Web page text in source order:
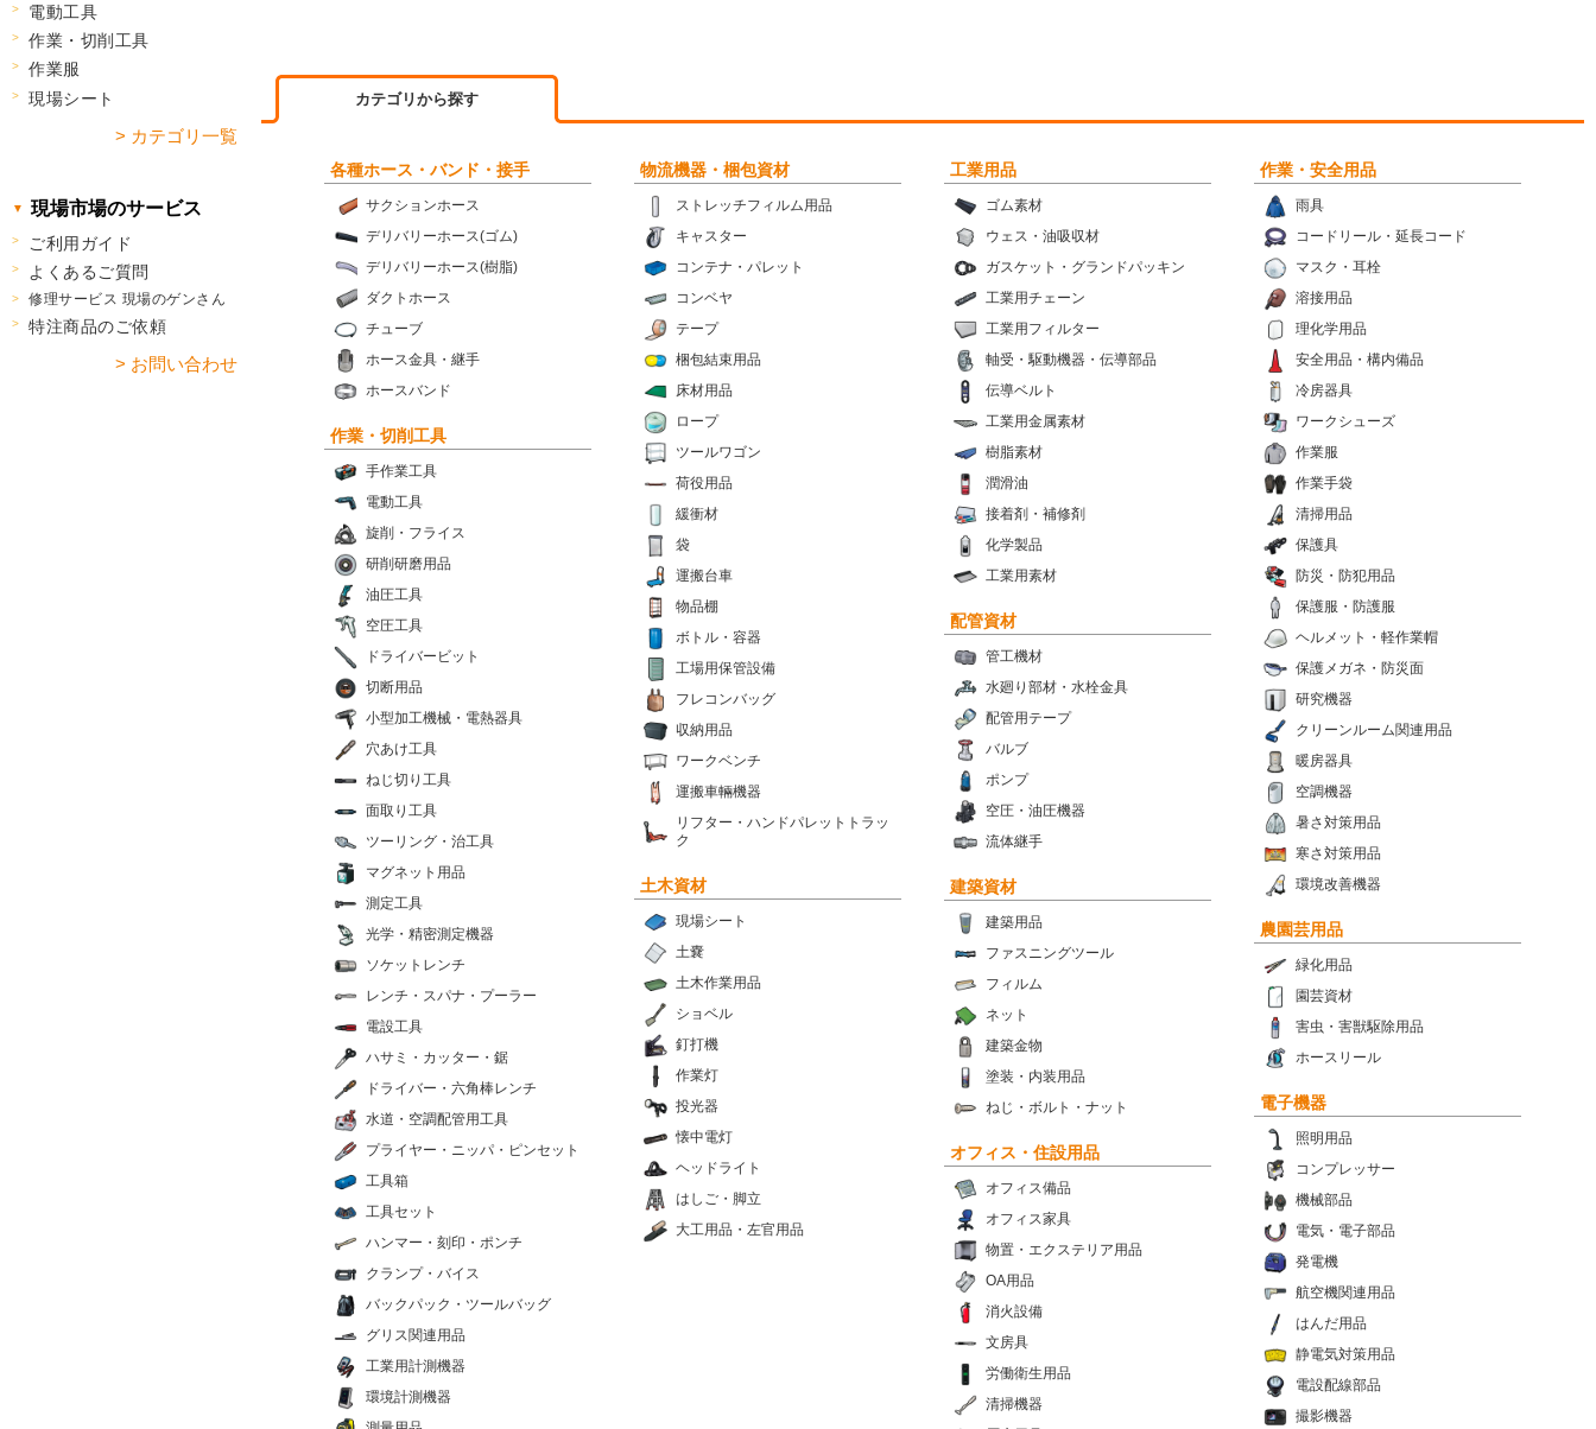
カテゴリから探す
各種ホース・バンド・接手
サクションホース
デリバリーホース(ゴム)
デリバリーホース(樹脂)
ダクトホース
チューブ
ホース金具・継手
ホースバンド
物流機器・梱包資材
ストレッチフィルム用品
キャスター
コンテナ・パレット
コンベヤ
テープ
梱包結束用品
床材用品
ロープ
ツールワゴン
荷役用品
緩衝材
袋
運搬台車
物品棚
ボトル・容器
工場用保管設備
フレコンバッグ
収納用品
ワークベンチ
運搬車輛機器
リフター・ハンドパレットトラッ
ク
工業用品
ゴム素材
ウェス・油吸収材
ガスケット・グランドパッキン
工業用チェーン
工業用フィルター
軸受・駆動機器・伝導部品
伝導ベルト
工業用金属素材
樹脂素材
潤滑油
接着剤・補修剤
化学製品
工業用素材
作業・安全用品
雨具
コードリール・延長コード
マスク・耳栓
溶接用品
理化学用品
安全用品・構内備品
冷房器具
ワークシューズ
作業服
作業手袋
清掃用品
保護具
防災・防犯用品
保護服・防護服
ヘルメット・軽作業帽
保護メガネ・防災面
研究機器
クリーンルーム関連用品
暖房器具
空調機器
暑さ対策用品
寒さ対策用品
環境改善機器
作業・切削工具
手作業工具
電動工具
旋削・フライス
研削研磨用品
油圧工具
空圧工具
ドライバービット
切断用品
小型加工機械・電熱器具
穴あけ工具
ねじ切り工具
面取り工具
ツーリング・治工具
マグネット用品
測定工具
光学・精密測定機器
ソケットレンチ
レンチ・スパナ・プーラー
電設工具
ハサミ・カッター・鋸
ドライバー・六角棒レンチ
水道・空調配管用工具
プライヤー・ニッパ・ピンセット
工具箱
工具セット
ハンマー・刻印・ポンチ
クランプ・バイス
バックパック・ツールバッグ
グリス関連用品
工業用計測機器
環境計測機器
配管資材
管工機材
水廻り部材・水栓金具
配管用テープ
バルブ
ポンプ
空圧・油圧機器
流体継手
土木資材
現場シート
土嚢
土木作業用品
ショベル
釘打機
作業灯
投光器
懐中電灯
ヘッドライト
はしご・脚立
大工用品・左官用品
建築資材
建築用品
ファスニングツール
フィルム
ネット
建築金物
塗装・内装用品
ねじ・ボルト・ナット
農園芸用品
緑化用品
園芸資材
害虫・害獣駆除用品
ホースリール
電子機器
照明用品
コンプレッサー
機械部品
電気・電子部品
発電機
航空機関連用品
はんだ用品
静電気対策用品
電設配線部品
撮影機器
オフィス・住設用品
オフィス備品
オフィス家具
物置・エクステリア用品
OA用品
消火設備
文房具
労働衛生用品
清掃機器
電動工具
作業・切削工具
作業服
現場シート
> カテゴリ一覧
現場市場のサービス
ご利用ガイド
よくあるご質問
修理サービス 現場のゲンさん
特注商品のご依頼
> お問い合わせ